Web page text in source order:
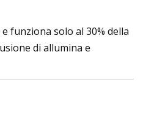
funziona solo al 30% della
di allumina e